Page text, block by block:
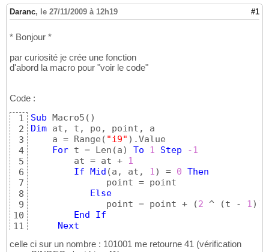
Daranc, le 27/11/2009 à 12h19 #1
* Bonjour *
par curiosité je crée une fonction
d'abord la macro pour "voir le code"
Code :
1
2
3
4
5
6
7
8
9
10
11
13
Sub Macro5 ( )
Dim at, t, po, point, a
    a = Range
( "i9" ) .Value
For t = Len (a) To 1 Step
-1
        at = at +
1
If
Mid (a, at, 1) = 0 Then
              point = point
Else
              point = point +
(2 ^ (t - 1) )
End
If
Next
End
Sub
celle ci sur un nombre : 101001 me retourne 41 (vérification